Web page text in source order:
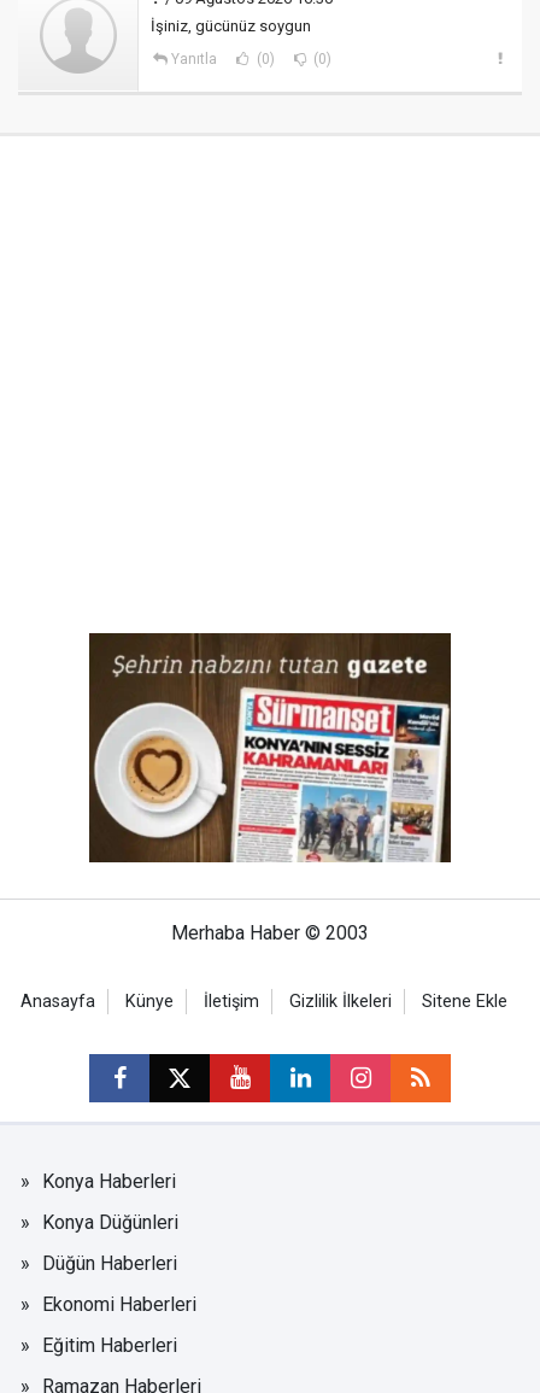
İşiniz, gücünüz soygun
Yanıtla (0) (0)
Merhaba Haber © 2003
Anasayfa Künye İletişim Gizlilik İlkeleri Sitene Ekle
Konya Haberleri
Konya Düğünleri
Düğün Haberleri
Ekonomi Haberleri
Eğitim Haberleri
Ramazan Haberleri